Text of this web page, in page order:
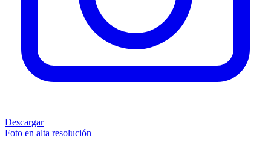
Descargar
Foto en alta resolución